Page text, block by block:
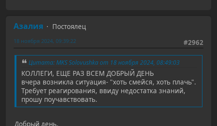
Азалия
Постоялец
#2962
18 ноября 2024, 09:39:22
Цитата: MKS Solovushka от 18 ноября 2024, 08:49:03
КОЛЛЕГИ, ЕЩЕ РАЗ ВСЕМ ДОБРЫЙ ДЕНЬ
вчера возникла ситуация- "хоть смейся, хоть плачь".
Требует реагирования, ввиду недостатка знаний,
прошу поучавствовать.
Добрый день.